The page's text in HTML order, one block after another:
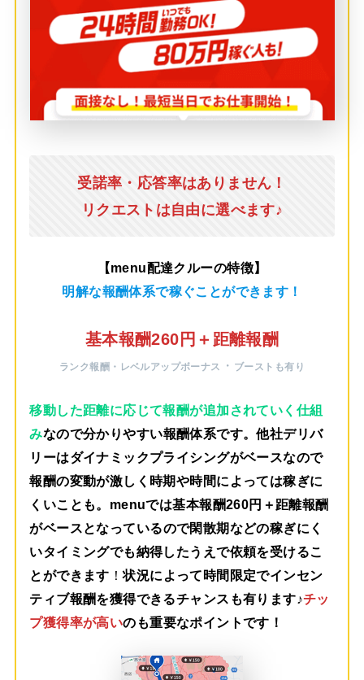
受諾率・応答率はありません！
リクエストは自由に選べます♪
【menu配達クルーの特徴】
明解な報酬体系で稼ぐことができます！
基本報酬260円＋距離報酬
ランク報酬・レベルアップボーナス ・ ブーストも有り
移動した距離に応じて報酬が追加されていく仕組
みなので分かりやすい報酬体系です。他社デリバ
リーはダイナミックプライシングがベースなので
報酬の変動が激しく時期や時間によっては稼ぎに
くいことも。menuでは基本報酬260円＋距離報酬
がベースとなっているので閑散期などの稼ぎにく
いタイミングでも納得したうえで依頼を受けるこ
とができます ！状況によって時間限定でインセン
ティブ報酬を獲得できるチャンスも有ります♪チッ
プ獲得率が高いのも重要なポイントです！